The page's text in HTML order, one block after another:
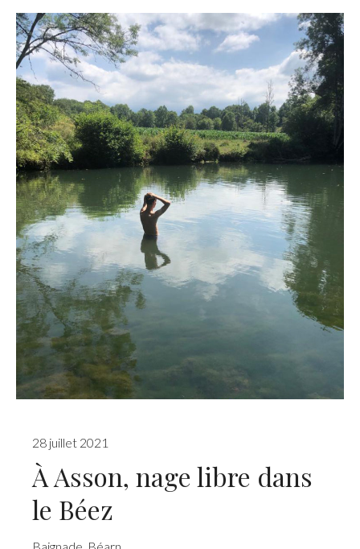
28 juillet 2021
À Asson, nage libre dans
le Béez
Baignade Béarn